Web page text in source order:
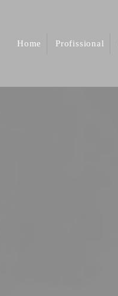
Home Profissional